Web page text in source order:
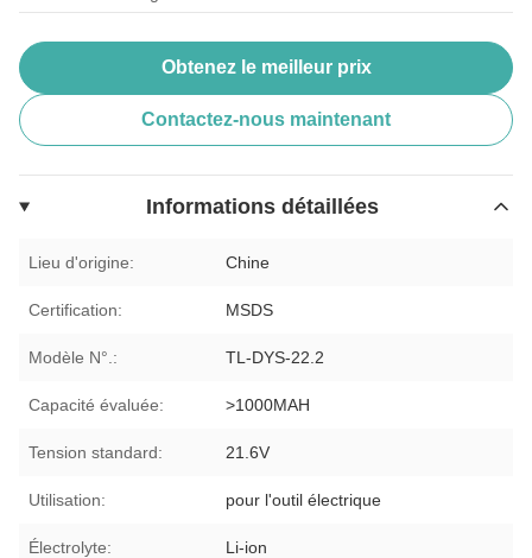
Obtenez le meilleur prix
Contactez-nous maintenant
Informations détaillées
Lieu d'origine: Chine
Certification: MSDS
Modèle N°.: TL-DYS-22.2
Capacité évaluée: >1000MAH
Tension standard: 21.6V
Utilisation: pour l'outil électrique
Électrolyte: Li-ion